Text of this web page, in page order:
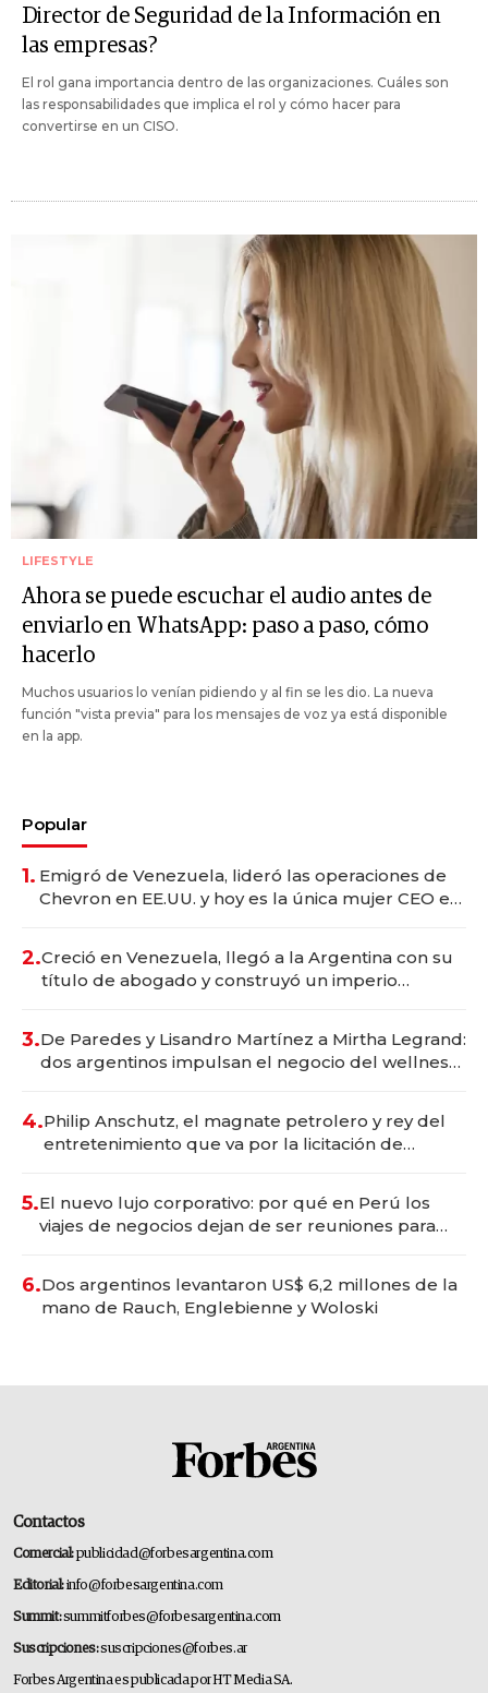
Director de Seguridad de la Información en
las empresas?
El rol gana importancia dentro de las organizaciones. Cuáles son
las responsabilidades que implica el rol y cómo hacer para
convertirse en un CISO.
LIFESTYLE
Ahora se puede escuchar el audio antes de
enviarlo en WhatsApp: paso a paso, cómo
hacerlo
Muchos usuarios lo venían pidiendo y al fin se les dio. La nueva
función "vista previa" para los mensajes de voz ya está disponible
en la app.
Popular
1. Emigró de Venezuela, lideró las operaciones de
Chevron en EE.UU. y hoy es la única mujer CEO en
2.Creció en Venezuela, llegó a la Argentina con su
título de abogado y construyó un imperio
3.De Paredes y Lisandro Martínez a Mirtha Legrand:
dos argentinos impulsan el negocio del wellness
4.Philip Anschutz, el magnate petrolero y rey del
entretenimiento que va por la licitación de
5.El nuevo lujo corporativo: por qué en Perú los
viajes de negocios dejan de ser reuniones para
6.Dos argentinos levantaron US$ 6,2 millones de la
mano de Rauch, Englebienne y Woloski
Contactos
Comercial:publicidad@forbesargentina.com
Editorial:info@forbesargentina.com
Summit:summitforbes@forbesargentina.com
Suscripciones:suscripciones@forbes.ar
Forbes Argentina es publicada por HT Media SA.